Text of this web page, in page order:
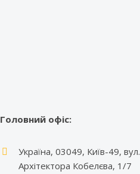
Головний офіс:
Україна, 03049, Київ-49, вул.
Архітектора Кобелєва, 1/7